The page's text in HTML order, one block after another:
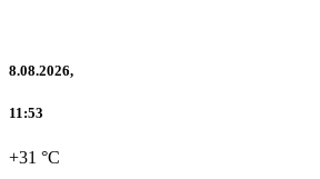
8.08.2026,
11:53
+31 °C